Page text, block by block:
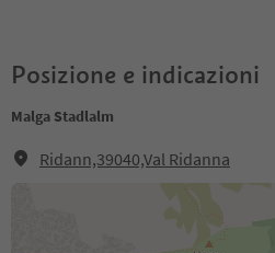
Posizione e indicazioni
Malga Stadlalm
Ridann,39040,Val Ridanna